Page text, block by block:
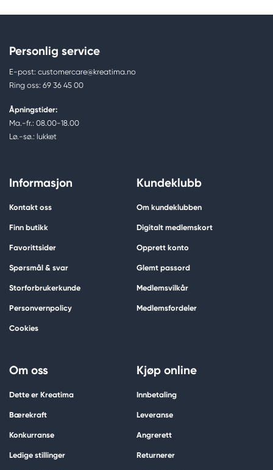
Personlig service
E-post: customercare@kreatima.no
Ring oss: 69 36 45 00
Åpningstider:
Ma.-fr.: 08.00-18.00
Lø.-sø.: lukket
Informasjon
Kontakt oss
Finn butikk
Favorittsider
Spørsmål & svar
Storforbrukerkunde
Personvernpolicy
Cookies
Kundeklubb
Om kundeklubben
Digitalt medlemskort
Opprett konto
Glemt passord
Medlemsvilkår
Medlemsfordeler
Om oss
Dette er Kreatima
Bærekraft
Konkurranse
Ledige stillinger
Kjøp online
Innbetaling
Leveranse
Angrerett
Returnerer